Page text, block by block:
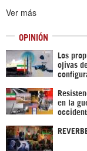
Ver más
OPINIÓN
Los
ojivas
en la